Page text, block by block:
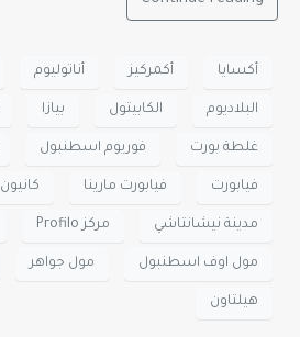
أكسايا أكمركيز أناتوليوم
البلاديوم الكابيتول بيازا
غلطة بورت فوريوم اسطنبول
فيابورت فيابورت مارينا كانيون
مدينة نيشانتاشي مركز Profilo
مول اوف اسطنبول مول جواهر
هيلتاون